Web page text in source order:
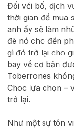
Đối với bố, dịch
thời gian để mua
anh ấy sẽ làm
để nó cho đến
gì đó trở lại cho
bay về cơ bản
Toberrones
Choc lựa chọn –
trở lại.
Như một sự tôn